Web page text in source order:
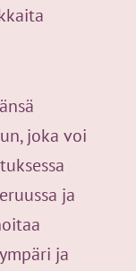
joka voi
ja
ja